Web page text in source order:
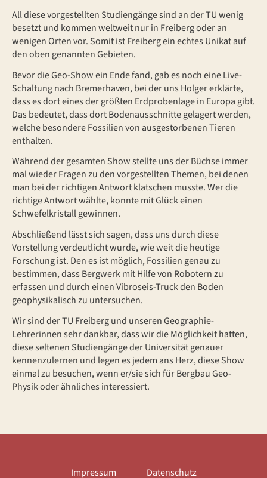
All diese vorgestellten Studiengänge sind an der TU wenig
besetzt und kommen weltweit nur in Freiberg oder an
wenigen Orten vor. Somit ist Freiberg ein echtes Unikat auf
den oben genannten Gebieten.
Bevor die Geo-Show ein Ende fand, gab es noch eine Live-
Schaltung nach Bremerhaven, bei der uns Holger erklärte,
dass es dort eines der größten Erdprobenlage in Europa gibt.
Das bedeutet, dass dort Bodenausschnitte gelagert werden,
welche besondere Fossilien von ausgestorbenen Tieren
enthalten.
Während der gesamten Show stellte uns der Büchse immer
mal wieder Fragen zu den vorgestellten Themen, bei denen
man bei der richtigen Antwort klatschen musste. Wer die
richtige Antwort wählte, konnte mit Glück einen
Schwefelkristall gewinnen.
Abschließend lässt sich sagen, dass uns durch diese
Vorstellung verdeutlicht wurde, wie weit die heutige
Forschung ist. Den es ist möglich, Fossilien genau zu
bestimmen, dass Bergwerk mit Hilfe von Robotern zu
erfassen und durch einen Vibroseis-Truck den Boden
geophysikalisch zu untersuchen.
Wir sind der TU Freiberg und unseren Geographie-
Lehrerinnen sehr dankbar, dass wir die Möglichkeit hatten,
diese seltenen Studiengänge der Universität genauer
kennenzulernen und legen es jedem ans Herz, diese Show
einmal zu besuchen, wenn er/sie sich für Bergbau Geo-
Physik oder ähnliches interessiert.
Impressum Datenschutz